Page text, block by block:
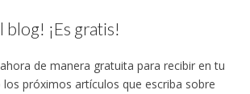
blog! ¡Es gratis!
de manera gratuita para recibir en tu
próximos artículos que escriba sobre